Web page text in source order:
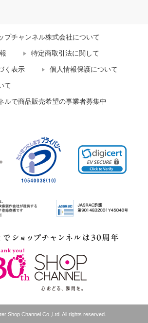
プチャンネル株式会社について
特定商取引法に関して
く表示 個人情報保護について
て
ルで商品販売希望の事業者募集中
Shop Channel Co.,Ltd. All rights reserved.